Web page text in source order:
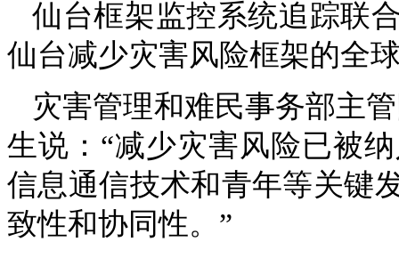
仙台框架监控系统追踪联
仙台减少灾害风险框架的全
灾害管理和难民事务部主
生说：“减少灾害风险已被
信息通信技术和青年等关键
致性和协同性。”